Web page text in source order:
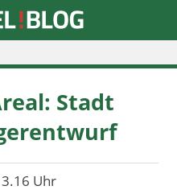
Stadt
Uhr